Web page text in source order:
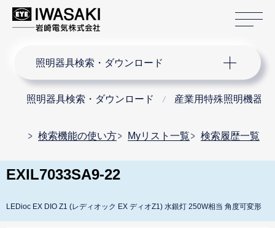
照明器具検索・ダウンロード
照明器具検索・ダウンロード 産業用特殊照明機器
検索機能の使い方 Myリスト一覧 検索履歴一覧
EXIL7033SA9-22
LEDioc EX DIO Z1 (レディオック EX ディオZ1) 水銀灯 250W相当 角度可変形